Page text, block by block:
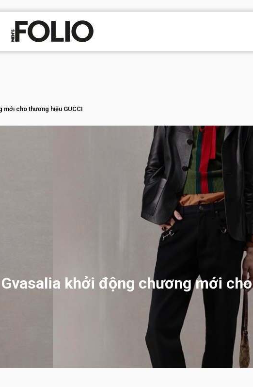
mới cho thương hiệu GUCCI
khởi động chương mới cho